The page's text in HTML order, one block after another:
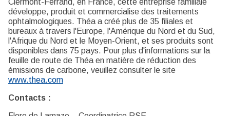
Clermont-Ferrand, en France, cette entreprise familiale
développe, produit et commercialise des traitements
ophtalmologiques. Théa a créé plus de 35 filiales et
bureaux à travers l'Europe, l'Amérique du Nord et du Sud,
l'Afrique du Nord et le Moyen-Orient, et ses produits sont
disponibles dans 75 pays. Pour plus d'informations sur la
feuille de route de Théa en matière de réduction des
émissions de carbone, veuillez consulter le site
www.thea.com
Contacts :